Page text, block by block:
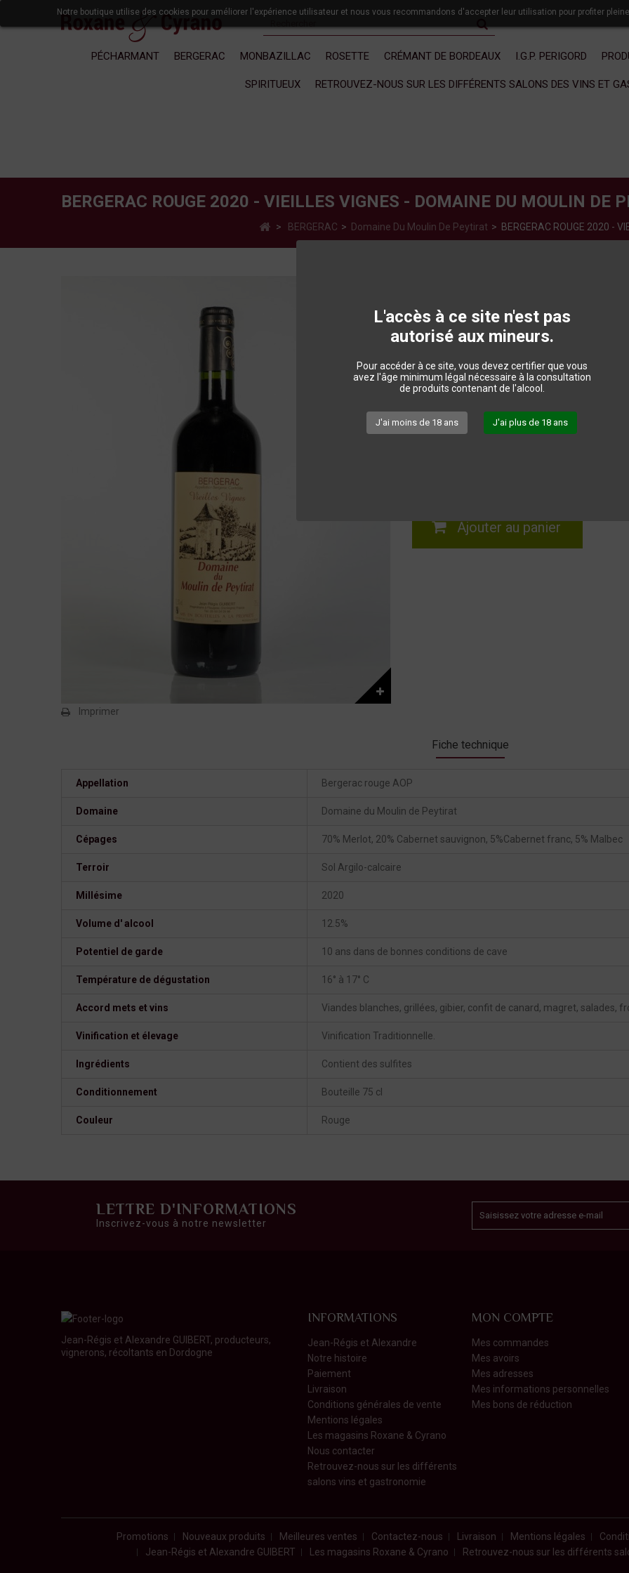
Notre boutique utilise des cookies pour améliorer l'expérience utilisateur et nous vous recommandons d'accepter leur utilisation pour profiter
PÉCHARMANT BERGERAC MONBAZILLAC ROSETTE CRÉMANT DE BORDEAUX I.G.P. PERIGORD
SPIRITUEUX RETROUVEZ-NOUS SUR LES DIFFÉRENTS SALONS DES VINS ET
L'accès à ce site n'est pas
autorisé aux mineurs.
Pour accéder à ce site, vous devez certifier que vous
avez l'âge minimum légal nécessaire à la consultation
de produits contenant de l'alcool.
J'ai moins de 18 ans J'ai plus de 18 ans
BERGERAC ROUGE 2020 - VIEILLES VIGNES - DOMAINE DU MOULIN DE
> BERGERAC > Domaine Du Moulin De Peytirat > BERGERAC ROUGE 2020 -
Imprimer
BERGERAC ROUGE 2020 -
Vin rubis foncé.
Le nez est concentré, sur des notes de fruits noirs.
Bouche ronde et structurée avec des arômes
8,50 €TTC
Quantité
Ajouter au panier
Fiche technique
Appellation Bergerac rouge AOP
Domaine Domaine du Moulin de Peytirat
Cépages 70% Merlot, 20% Cabernet sauvignon, 5%Cabernet franc, 5% Malbec
Terroir Sol Argilo-calcaire
Millésime 2020
Volume d' alcool 12.5%
Potentiel de garde 10 ans dans de bonnes conditions de cave
Température de dégustation 16° à 17° C
Accord mets et vins Viandes blanches, grillées, gibier, confit de canard, magret, salades,
Vinification et élevage Vinification Traditionnelle.
Ingrédients Contient des sulfites
Conditionnement Bouteille 75 cl
Couleur Rouge
LETTRE D'INFORMATIONS
Inscrivez-vous à notre newsletter
Jean-Régis et Alexandre GUIBERT, producteurs,
vignerons, récoltants en Dordogne
INFORMATIONS
Jean-Régis et Alexandre
Notre histoire
Paiement
Livraison
Conditions générales de vente
Mentions légales
Les magasins Roxane & Cyrano
Nous contacter
Retrouvez-nous sur les différents
salons vins et gastronomie
MON COMPTE
Mes commandes
Mes avoirs
Mes adresses
Mes informations personnelles
Mes bons de réduction
Promotions Nouveaux produits Meilleures ventes Contactez-nous Livraison Mentions légales
Jean-Régis et Alexandre GUIBERT
Les magasins Roxane & Cyrano Retrouvez-nous sur les différents